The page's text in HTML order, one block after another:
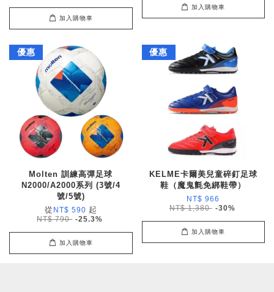
加入購物車
加入購物車
優惠
Molten 訓練高彈足球
N2000/A2000系列 (3號/4
號/5號)
從 NT$ 590 起
NT$ 790 -25.3%
加入購物車
優惠
KELME卡爾美兒童碎釘足球
鞋（魔鬼氈免綁鞋帶）
NT$ 966
NT$ 1,380 -30%
加入購物車